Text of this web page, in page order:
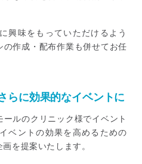
興味をもっていただけるよう
作成・配布作業も併せてお任
らに効果的なイベントに
ルのクリニック様でイベント
ベントの効果を高めるための
を提案いたします。